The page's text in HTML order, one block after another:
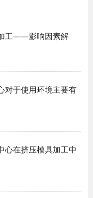
工——影响因素解
对于使用环境主要有
心在挤压模具加工中